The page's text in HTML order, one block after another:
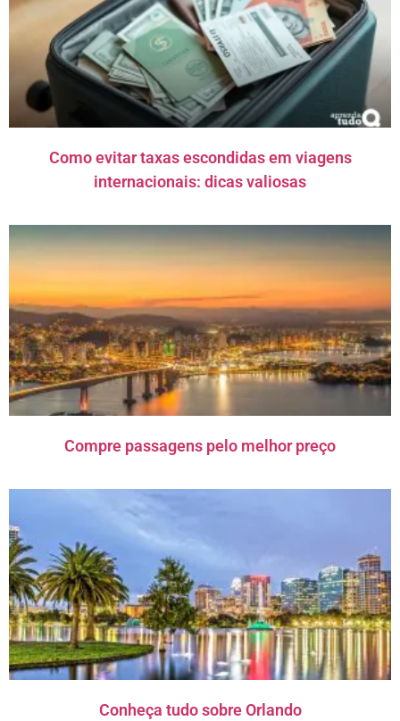
Como evitar taxas escondidas em viagens
internacionais: dicas valiosas
Compre passagens pelo melhor preço
Conheça tudo sobre Orlando